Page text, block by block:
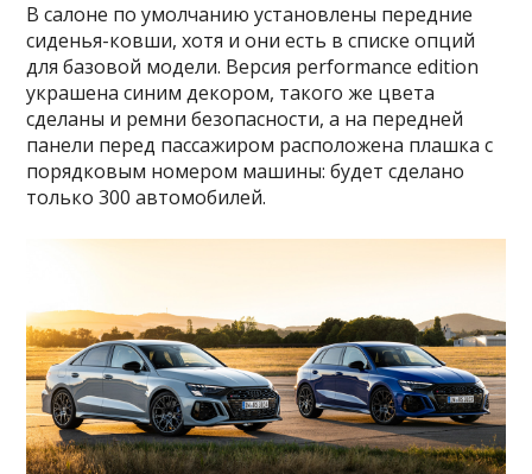
В салоне по умолчанию установлены передние
сиденья-ковши, хотя и они есть в списке опций
для базовой модели. Версия performance edition
украшена синим декором, такого же цвета
сделаны и ремни безопасности, а на передней
панели перед пассажиром расположена плашка с
порядковым номером машины: будет сделано
только 300 автомобилей.